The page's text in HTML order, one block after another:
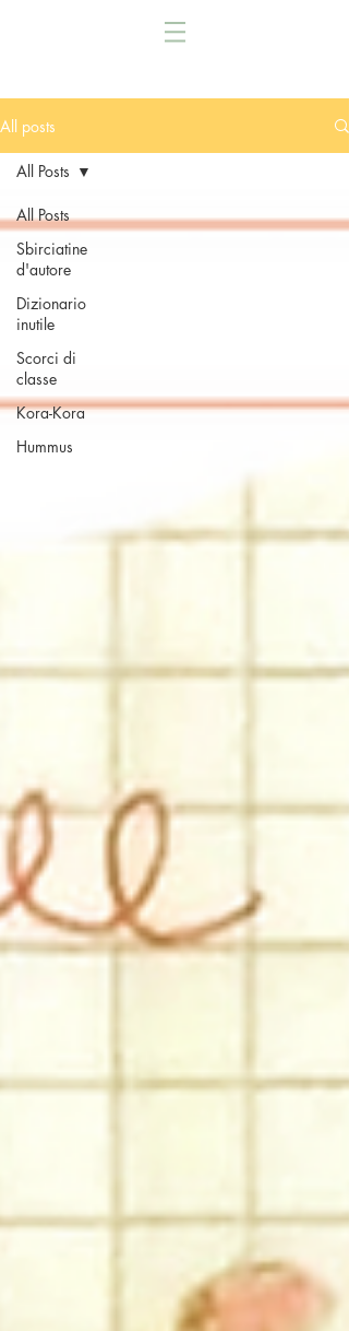
All posts
All Posts
Sbirciatine
d'autore
Dizionario
inutile
Scorci di
classe
Kora-Kora
Hummus
All Posts